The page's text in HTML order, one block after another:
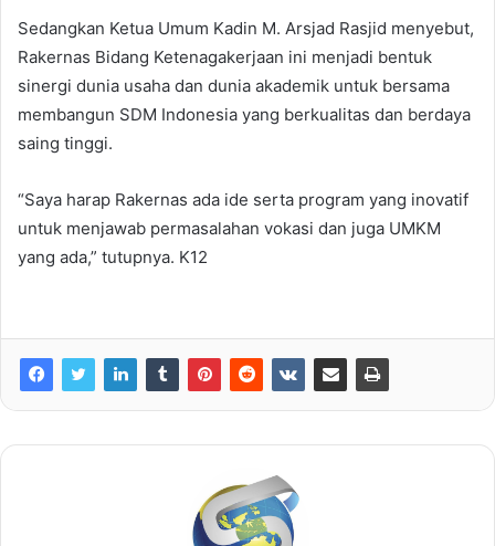
Sedangkan Ketua Umum Kadin M. Arsjad Rasjid menyebut,
Rakernas Bidang Ketenagakerjaan ini menjadi bentuk
sinergi dunia usaha dan dunia akademik untuk bersama
membangun SDM Indonesia yang berkualitas dan berdaya
saing tinggi.
“Saya harap Rakernas ada ide serta program yang inovatif
untuk menjawab permasalahan vokasi dan juga UMKM
yang ada,” tutupnya. K12